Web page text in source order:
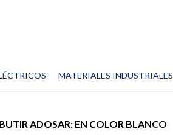
MATERIALES INDUSTRIALES
ADOSAR: EN COLOR BLANCO